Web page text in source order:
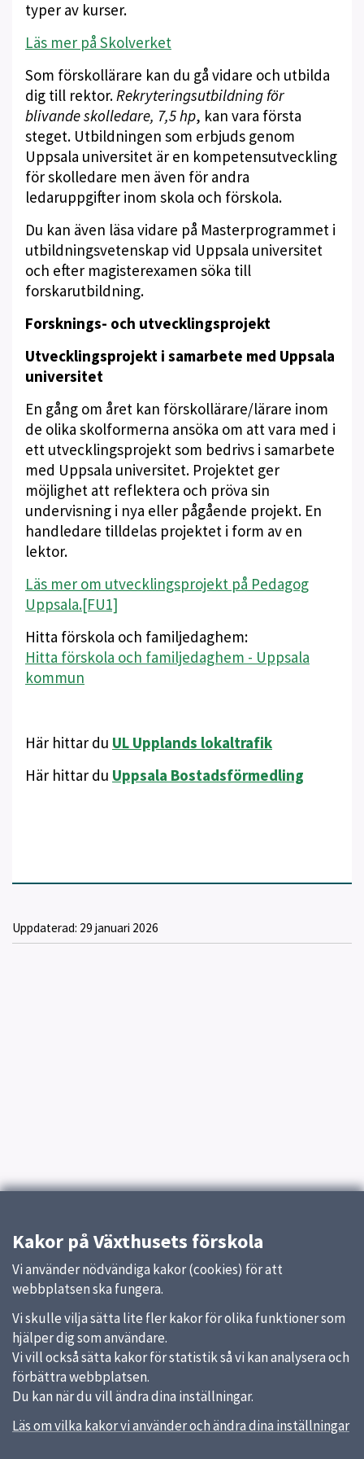
typer av kurser.
Läs mer på Skolverket
Som förskollärare kan du gå vidare och utbilda
dig till rektor.Rekryteringsutbildning för
blivande skolledare, 7,5 hp, kan vara första
steget. Utbildningen som erbjuds genom
Uppsala universitet är en kompetensutveckling
för skolledare men även för andra
ledaruppgifter inom skola och förskola.
Du kan även läsa vidare på Masterprogrammet i
utbildningsvetenskap vid Uppsala universitet
och efter magisterexamen söka till
forskarutbildning.
Forsknings- och utvecklingsprojekt
Utvecklingsprojekt i samarbete med Uppsala
universitet
En gång om året kan förskollärare/lärare inom
de olika skolformerna ansöka om att vara med i
ett utvecklingsprojekt som bedrivs i samarbete
med Uppsala universitet. Projektet ger
möjlighet att reflektera och pröva sin
undervisning i nya eller pågående projekt. En
handledare tilldelas projektet i form av en
lektor.
Läs mer om utvecklingsprojekt på Pedagog
Uppsala.[FU1]
Hitta förskola och familjedaghem:
Hitta förskola och familjedaghem - Uppsala
kommun
Här hittar du UL Upplands lokaltrafik
Här hittar du Uppsala Bostadsförmedling
Uppdaterad: 29 januari 2026
Kakor på Växthusets förskola
Vi använder nödvändiga kakor (cookies) för att
webbplatsen ska fungera.
Vi skulle vilja sätta lite fler kakor för olika funktioner som
hjälper dig som användare.
Vi vill också sätta kakor för statistik så vi kan analysera och
förbättra webbplatsen.
Du kan när du vill ändra dina inställningar.
Läs om vilka kakor vi använder och ändra dina inställningar